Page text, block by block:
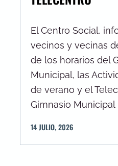
El Centro Social,
vecinos y vecinas
de los horarios del
Municipal, las
de verano y el
Gimnasio Municipal
14 JULIO,2026